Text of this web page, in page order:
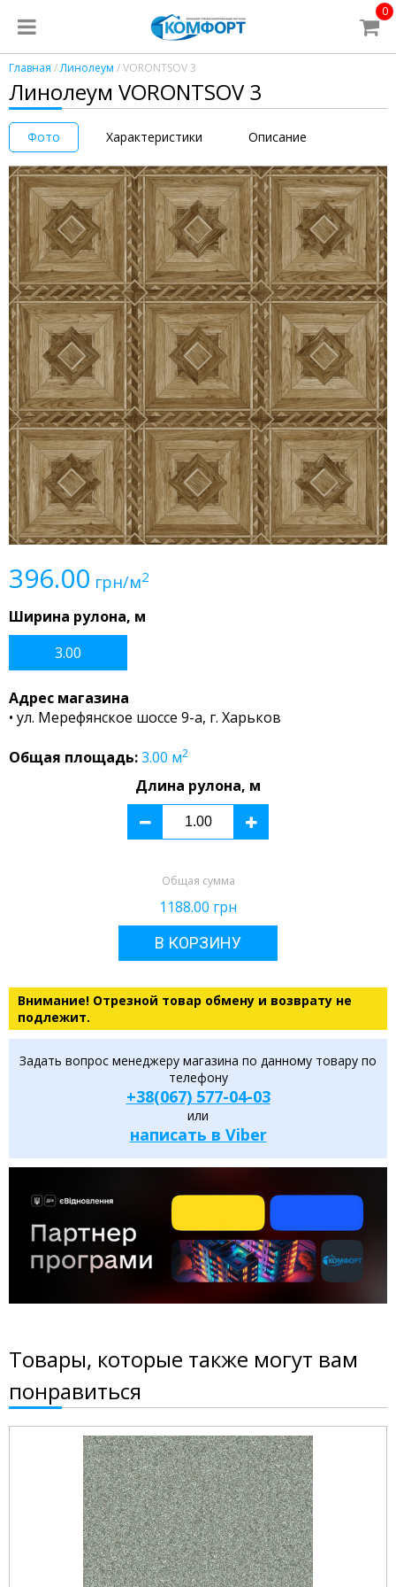
0
Главная /Линолеум / VORONTSOV 3
Линолеум VORONTSOV 3
Фото Характеристики Описание
396.00 грн/м2
Ширина рулона, м
3.00
Адрес магазина
• ул. Мерефянское шоссе 9-а, г. Харьков
Общая площадь:3.00 м2
Длина рулона, м
Общая сумма
1188.00 грн
В КОРЗИНУ
Внимание! Отрезной товар обмену и возврату не
подлежит.
Задать вопрос менеджеру магазина по данному товару по
телефону
+38(067) 577-04-03
или
написать в Viber
Товары, которые также могут вам
понравиться